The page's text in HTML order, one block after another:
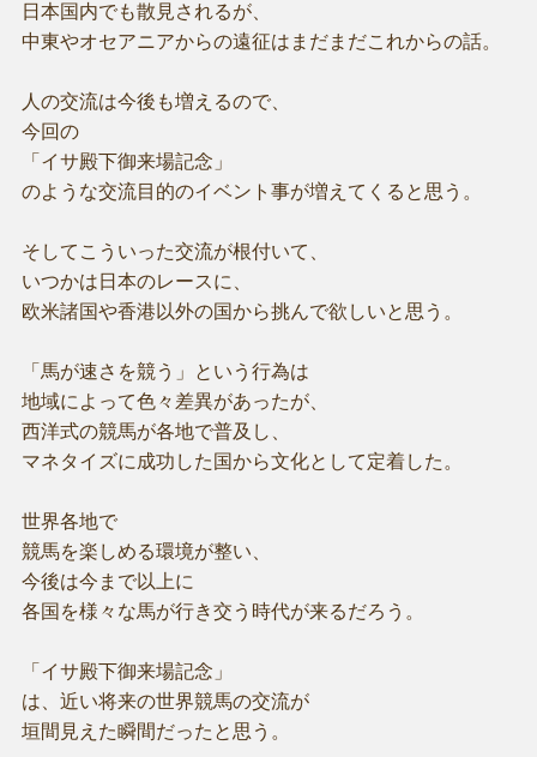
日本国内でも散見されるが、
中東やオセアニアからの遠征はまだまだこれからの話。
人の交流は今後も増えるので、
今回の
「イサ殿下御来場記念」
のような交流目的のイベント事が増えてくると思う。
そしてこういった交流が根付いて、
いつかは日本のレースに、
欧米諸国や香港以外の国から挑んで欲しいと思う。
「馬が速さを競う」という行為は
地域によって色々差異があったが、
西洋式の競馬が各地で普及し、
マネタイズに成功した国から文化として定着した。
世界各地で
競馬を楽しめる環境が整い、
今後は今まで以上に
各国を様々な馬が行き交う時代が来るだろう。
「イサ殿下御来場記念」
は、近い将来の世界競馬の交流が
垣間見えた瞬間だったと思う。